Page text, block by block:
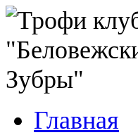
Главная